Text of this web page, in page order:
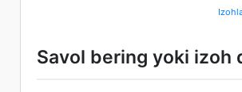
Savol bering yoki izoh